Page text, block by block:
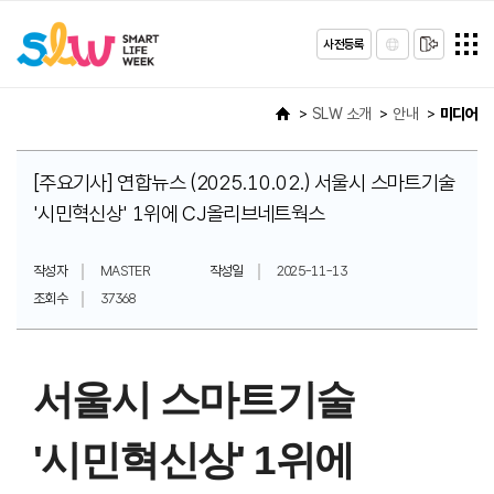
사전등록
SLW 소개 안내 미디어
[주요기사] 연합뉴스 (2025.10.02.) 서울시 스마트기술
'시민혁신상' 1위에 CJ올리브네트웍스
작성자 MASTER 작성일
2025-11-13
조회수
37368
서울시 스마트기술
'시민혁신상' 1위에